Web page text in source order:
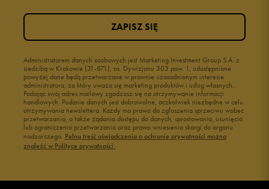
Administratorem danych osobowych jest Marketing Investment Group S.A. z
siedzibą w Krakowie (31-871), os. Dywizjonu 303 paw. 1, udostępnione
powyżej dane będą przetwarzane w prawnie uzasadnionym interesie
administratora, za który uważa się marketing produktów i usług własnych.
Podając swój adres mailowy zgadzasz się na otrzymywanie informacji
handlowych. Podanie danych jest dobrowolne, aczkolwiek niezbędne w celu
otrzymywania newslettera. Każdy ma prawo do zgłoszenia sprzeciwu wobec
przetwarzania, a także żądania dostępu do danych, sprostowania, usunięcia
lub ograniczenia przetwarzania oraz prawo wniesienia skargi do organu
nadzorczego. Pełną treść oświadczenia o ochronie prywatności można
znaleźć w Polityce prywatności.
ZAPISZ SIĘ